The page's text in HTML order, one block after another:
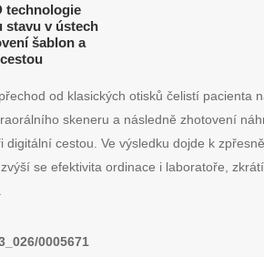
technologie
stavu v ústech
šablon a
od klasických otisků čelistí pacienta
skeneru a následně zhotovení
digitální cestou. Ve výsledku dojde k
se efektivita ordinace i laboratoře,
0005671